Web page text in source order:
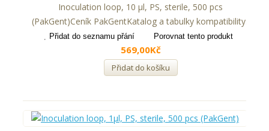
Inoculation loop, 10 μl, PS, sterile, 500 pcs
(PakGent)Ceník PakGentKatalog a tabulky kompatibility..
Přidat do seznamu přání Porovnat tento produkt
569,00Kč
Přidat do košíku